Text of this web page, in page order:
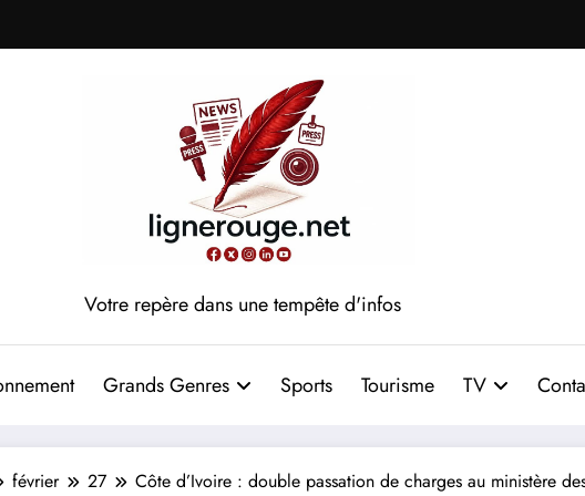
Votre repère dans une tempête d'infos
Grands Genres Sports Tourisme TV
février 27 Côte d’Ivoire : double passation de charges au ministère